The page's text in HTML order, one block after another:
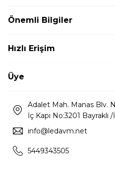
Önemli Bilgiler
Hızlı Erişim
Üye
Adalet Mah. Manas Blv.
İç Kapı No:3201 Bayraklı
info@ledavm.net
5449343505